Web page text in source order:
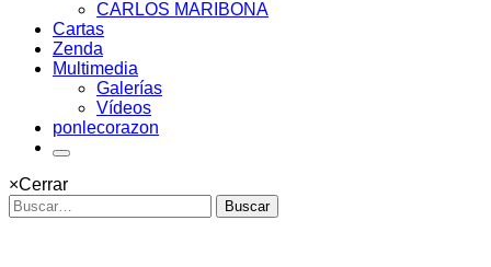
CARLOS MARIBONA
Cartas
Zenda
Multimedia
Galerías
Vídeos
ponlecorazon
×Cerrar
Buscar